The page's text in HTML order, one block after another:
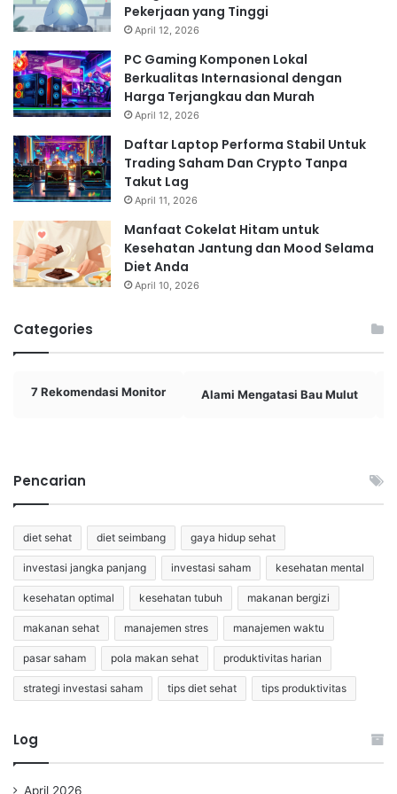
Pekerjaan yang Tinggi
April 12, 2026
PC Gaming Komponen Lokal
Berkualitas Internasional dengan
Harga Terjangkau dan Murah
April 12, 2026
Daftar Laptop Performa Stabil Untuk
Trading Saham Dan Crypto Tanpa
Takut Lag
April 11, 2026
Manfaat Cokelat Hitam untuk
Kesehatan Jantung dan Mood Selama
Diet Anda
April 10, 2026
Categories
7 Rekomendasi Monitor Alami Mengatasi Bau Mulut
Pencarian
diet sehat diet seimbang gaya hidup sehat
investasi jangka panjang investasi saham kesehatan mental
kesehatan optimal kesehatan tubuh makanan bergizi
makanan sehat manajemen stres manajemen waktu
pasar saham pola makan sehat produktivitas harian
strategi investasi saham tips diet sehat tips produktivitas
Log
April 2026